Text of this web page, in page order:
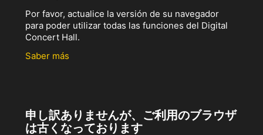
Por favor, actualice la versión de su navegador
para poder utilizar todas las funciones del Digital
Concert Hall.
Saber más
申し訳ありませんが、ご利用のブラウザ
は古くなっております